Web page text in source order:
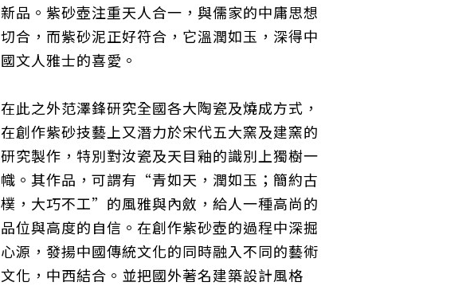
新品。紫砂壺注重天人合一，與儒家的中庸思想
切合，而紫砂泥正好符合，它溫潤如玉，深得中
國文人雅士的喜愛。
在此之外范澤鋒研究全國各大陶瓷及燒成方式，
在創作紫砂技藝上又潛力於宋代五大窯及建窯的
研究製作，特別對汝瓷及天目釉的識別上獨樹一
幟。其作品，可謂有“青如天，潤如玉；簡約古
樸，大巧不工”的風雅與內斂，給人一種高尚的
品位與高度的自信。在創作紫砂壺的過程中深掘
心源，發揚中國傳統文化的同時融入不同的藝術
文化，中西結合。並把國外著名建築設計風格